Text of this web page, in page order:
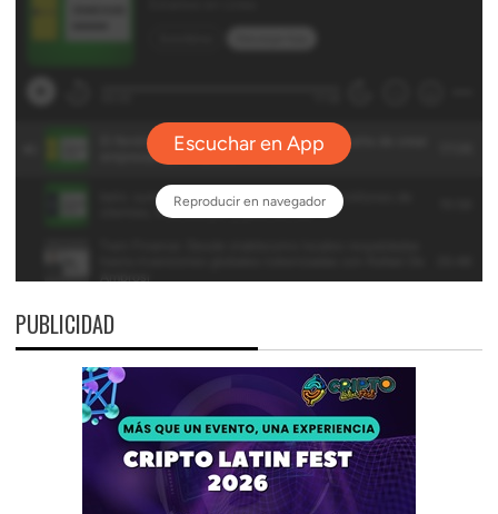
PUBLICIDAD